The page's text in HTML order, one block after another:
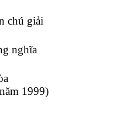
chú giải
nghĩa
1999)